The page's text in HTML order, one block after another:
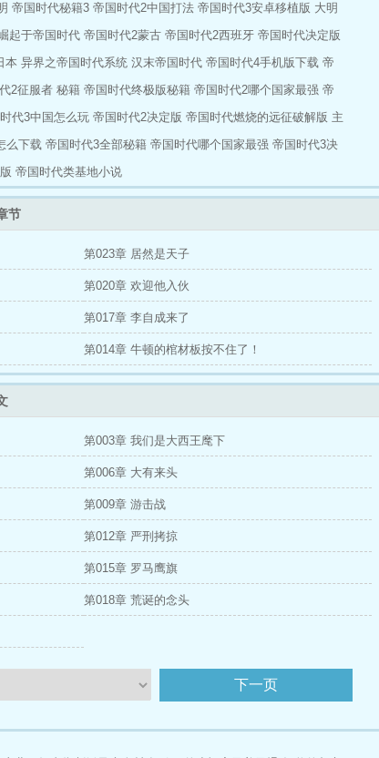
帝国时代秘籍3 帝国时代2中国打法 帝国时代3安卓移植版 大明
起于帝国时代 帝国时代2蒙古 帝国时代2西班牙 帝国时代决定版
本 异界之帝国时代系统 汉末帝国时代 帝国时代4手机版下载 帝
2征服者 秘籍 帝国时代终极版秘籍 帝国时代2哪个国家最强 帝
代3中国怎么玩 帝国时代2决定版 帝国时代燃烧的远征破解版 主
么下载 帝国时代3全部秘籍 帝国时代哪个国家最强 帝国时代3决
帝国时代类基地小说
节
第023章 居然是天子
第020章 欢迎他入伙
第017章 李自成来了
第014章 牛顿的棺材板按不住了！
第003章 我们是大西王麾下
第006章 大有来头
第009章 游击战
第012章 严刑拷掠
第015章 罗马鹰旗
第018章 荒诞的念头
下一页